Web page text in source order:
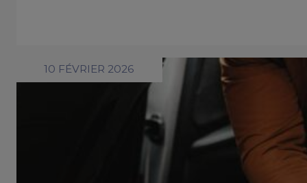
10 FÉVRIER 2026